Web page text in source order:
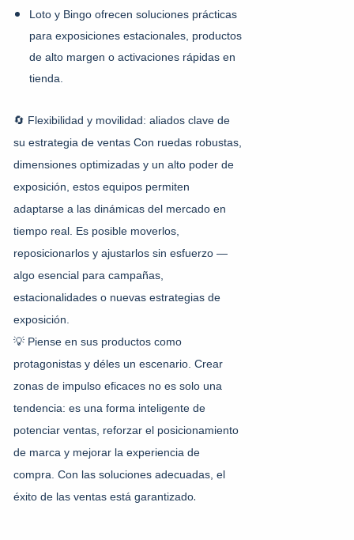
Loto y Bingo ofrecen soluciones prácticas
para exposiciones estacionales, productos
de alto margen o activaciones rápidas en
tienda.
🔄 Flexibilidad y movilidad: aliados clave de
su estrategia de ventas Con ruedas robustas,
dimensiones optimizadas y un alto poder de
exposición, estos equipos permiten
adaptarse a las dinámicas del mercado en
tiempo real. Es posible moverlos,
reposicionarlos y ajustarlos sin esfuerzo —
algo esencial para campañas,
estacionalidades o nuevas estrategias de
exposición.
💡 Piense en sus productos como
protagonistas y déles un escenario. Crear
zonas de impulso eficaces no es solo una
tendencia: es una forma inteligente de
potenciar ventas, reforzar el posicionamiento
de marca y mejorar la experiencia de
compra. Con las soluciones adecuadas, el
éxito de las ventas está garantizado.